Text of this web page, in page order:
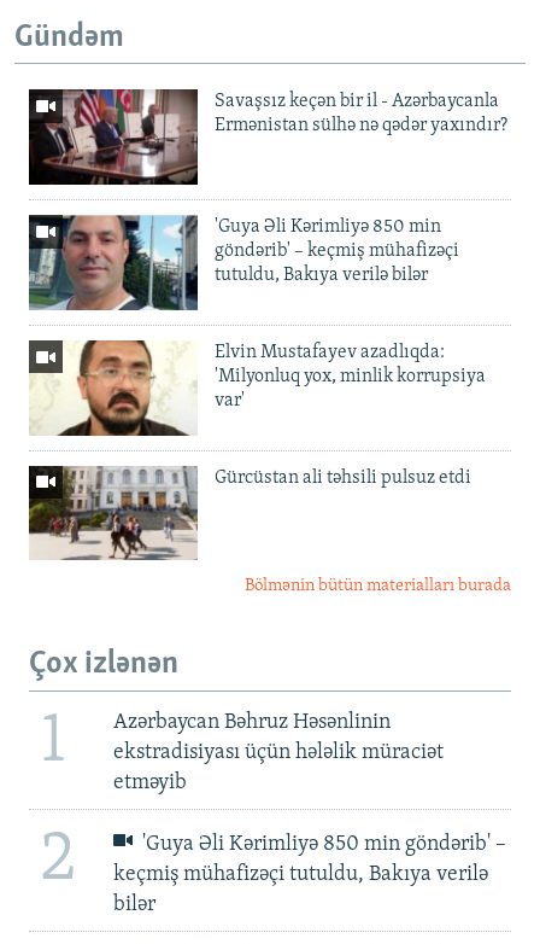
Gündəm
Savaşsız keçən bir il - Azərbaycanla
Ermənistan sülhə nə qədər yaxındır?
'Guya Əli Kərimliyə 850 min
göndərib' – keçmiş mühafizəçi
tutuldu, Bakıya verilə bilər
Elvin Mustafayev azadlıqda:
'Milyonluq yox, minlik korrupsiya
var'
Gürcüstan ali təhsili pulsuz etdi
Bölmənin bütün materialları burada
Çox izlənən
1
Azərbaycan Bəhruz Həsənlinin
ekstradisiyası üçün hələlik müraciət
etməyib
2
'Guya Əli Kərimliyə 850 min göndərib' –
keçmiş mühafizəçi tutuldu, Bakıya verilə
bilər